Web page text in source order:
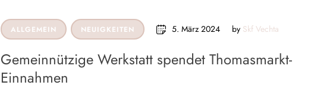
ALLGEMEIN NEUIGKEITEN 5. März 2024 by Skf Vechta
Gemeinnützige Werkstatt spendet Thomasmarkt-
Einnahmen